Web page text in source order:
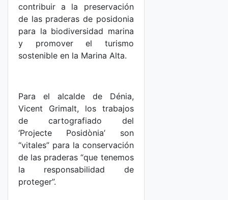
contribuir a la preservación
de las praderas de posidonia
para la biodiversidad marina
y promover el turismo
sostenible en la Marina Alta.
Para el alcalde de Dénia,
Vicent Grimalt, los trabajos
de cartografiado del
‘Projecte Posidònia’ son
“vitales” para la conservación
de las praderas “que tenemos
la responsabilidad de
proteger”.